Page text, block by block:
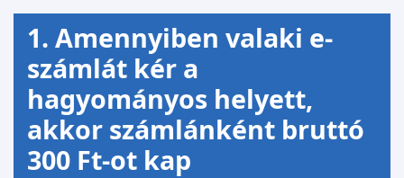
1. Amennyiben valaki e-
számlát kér a
hagyományos helyett,
akkor számlánként bruttó
300 Ft-ot kap